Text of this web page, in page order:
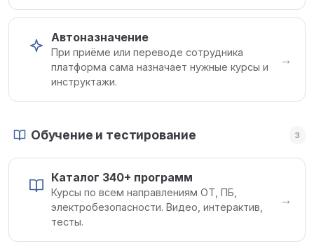
Автоназначение
При приёме или переводе сотрудника
платформа сама назначает нужные курсы и
инструктажи.
→
Обучение и тестирование 3
Каталог 340+ программ
Курсы по всем направлениям ОТ, ПБ,
электробезопасности. Видео, интерактив,
тесты.
→